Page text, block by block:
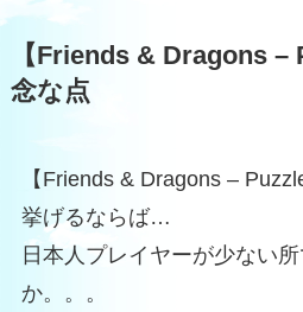
【Friends & Dragons –
念な点
【Friends & Dragons –
挙げるならば…
日本人プレイヤーが少ない
か。。。